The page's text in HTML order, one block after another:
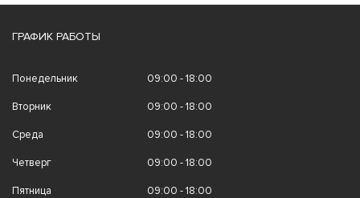
ГРАФИК РАБОТЫ
Понедельник 09:00 - 18:00
Вторник 09:00 - 18:00
Среда 09:00 - 18:00
Четверг 09:00 - 18:00
Пятница 09:00 - 18:00